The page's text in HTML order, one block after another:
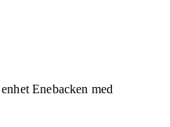
Enebacken med